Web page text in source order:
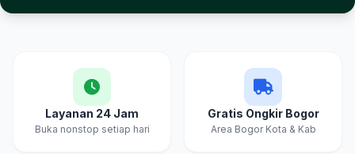
Layanan 24 Jam
Buka nonstop setiap hari
Gratis Ongkir Bogor
Area Bogor Kota & Kab